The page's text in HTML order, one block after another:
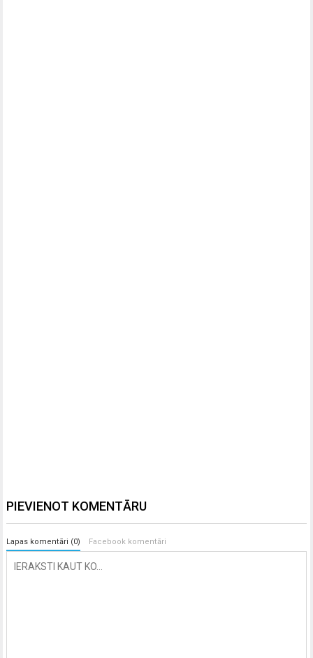
PIEVIENOT KOMENTĀRU
Lapas komentāri (0) Facebook komentāri